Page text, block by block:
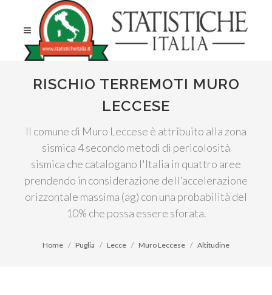
RISCHIO TERREMOTI MURO
LECCESE
Il comune di Muro Leccese è attribuito alla zona
sismica 4 secondo metodi di pericolosità
sismica che catalogano l'Italia in quattro aree
prendendo in considerazione dell'accelerazione
orizzontale massima (ag) con una probabilità del
10% che possa essere sforata.
Home Puglia Lecce Muro Leccese Altitudine